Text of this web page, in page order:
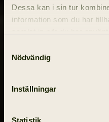
Dessa kan i sin tur
information som du har
Nödvändig
Inställningar
Statistik